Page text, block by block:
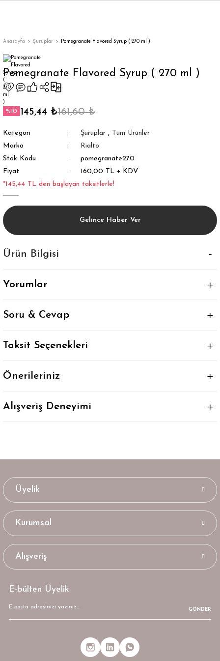
Anasayfa Şuruplar Pomegranate Flavored Syrup ( 270 ml )
Pomegranate Flavored Syrup ( 270 ml )
%10 145,44 ₺161,60 ₺
Kategori Şuruplar , Tüm Ürünler
Marka
Rialto
Stok Kodu
pomegranate270
Fiyat
160,00 TL + KDV
*145,44 TL den başlayan taksitlerle!
Gelince Haber Ver
Ürün Bilgisi
Yorumlar
Soru & Cevap
Taksit Seçenekleri
Önerileriniz
Alışveriş Deneyimi
Üyelik
Kurumsal
Alışveriş
E-bülten Üyelik
GÖNDER